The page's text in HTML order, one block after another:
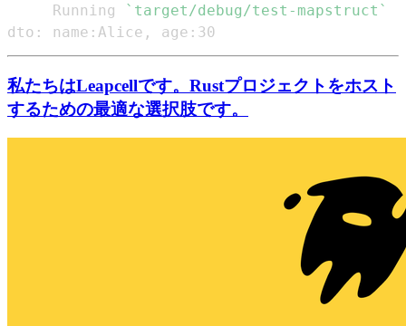
     Running
` target/debug/test-mapstruct `
dto: name:Alice, age:30
私たちはLeapcellです。Rustプロジェクトをホスト
するための最適な選択肢です。